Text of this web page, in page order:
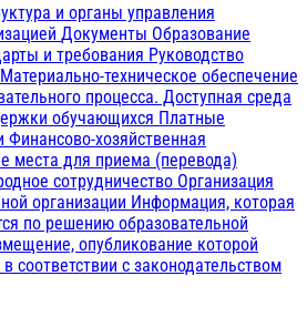
и органы управления
Документы Образование
и требования Руководство
Материально-техническое обеспечение
процесса. Доступная среда
обучающихся Платные
Финансово-хозяйственная
места для приема (перевода)
сотрудничество Организация
организации Информация, которая
по решению образовательной
опубликование которой
соответствии с законодательством